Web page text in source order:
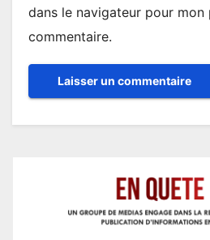
dans le navigateur pour mon
commentaire.